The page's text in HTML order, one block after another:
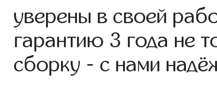
уверены в своей
гарантию 3 года не
сборку - с нами